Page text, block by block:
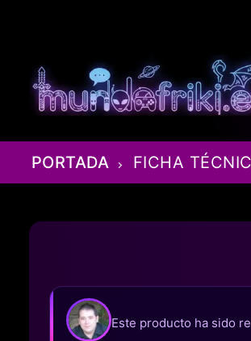
PORTADA FICHA
Este producto ha sido